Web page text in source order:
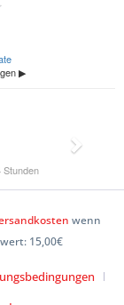
wenn
15,00€